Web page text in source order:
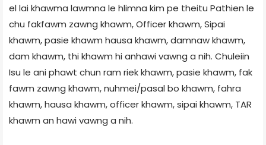
el lai khawma lawmna le hlimna kim pe theitu Pathien le
chu fakfawm zawng khawm, Officer khawm, Sipai
khawm, pasie khawm hausa khawm, damnaw khawm,
dam khawm, thi khawm hi anhawi vawng a nih. Chuleiin
Isu le ani phawt chun ram riek khawm, pasie khawm, fak
fawm zawng khawm, nuhmei/pasal bo khawm, fahra
khawm, hausa khawm, officer khawm, sipai khawm, TAR
khawm an hawi vawng a nih.